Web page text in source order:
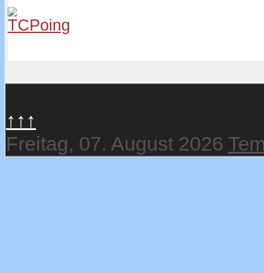
↑↑↑
Freitag, 07. August 2026